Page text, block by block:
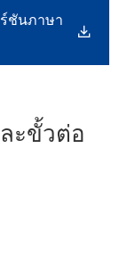
ร์ชันภาษา

ะขั้วต่อ